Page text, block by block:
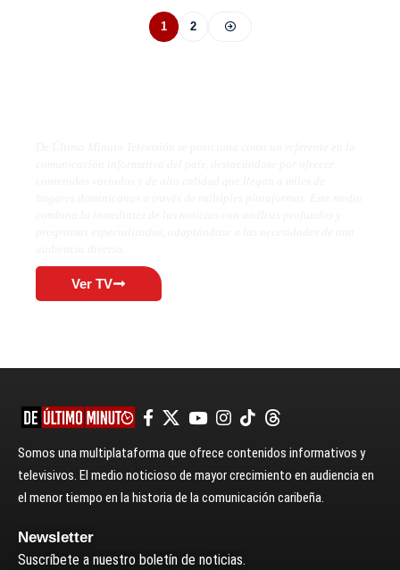
1 2
Ver TV
Somos una multiplataforma que ofrece contenidos informativos y
televisivos. El medio noticioso de mayor crecimiento en audiencia en
el menor tiempo en la historia de la comunicación caribeña.
Newsletter
Suscríbete a nuestro boletín de noticias.